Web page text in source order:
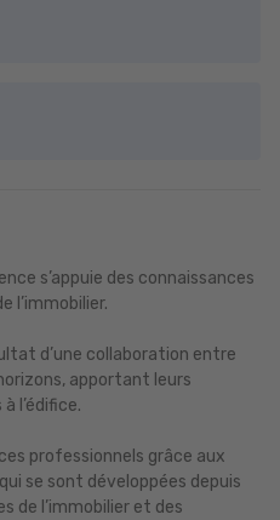
s’appuie des connaissances
l’immobilier.
d’une collaboration entre
apportant leurs
l’édifice.
professionnels grâce aux
se sont développées depuis
de l’immobilier et des